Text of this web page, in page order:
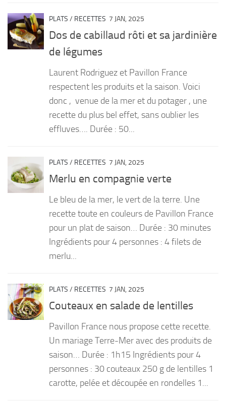
Desserts
Sauces
PLATS / RECETTES 7 JAN, 2025
Dos de cabillaud rôti et sa jardinière
de légumes
Laurent Rodriguez et Pavillon France
respectent les produits et la saison. Voici
donc , venue de la mer et du potager , une
recette du plus bel effet, sans oublier les
effluves…. Durée : 50...
PLATS / RECETTES 7 JAN, 2025
Merlu en compagnie verte
Le bleu de la mer, le vert de la terre. Une
recette toute en couleurs de Pavillon France
pour un plat de saison… Durée : 30 minutes
Ingrédients pour 4 personnes : 4 filets de
merlu...
PLATS / RECETTES 7 JAN, 2025
Couteaux en salade de lentilles
Pavillon France nous propose cette recette.
Un mariage Terre-Mer avec des produits de
saison… Durée : 1h15 Ingrédients pour 4
personnes : 30 couteaux 250 g de lentilles 1
carotte, pelée et découpée en rondelles 1...